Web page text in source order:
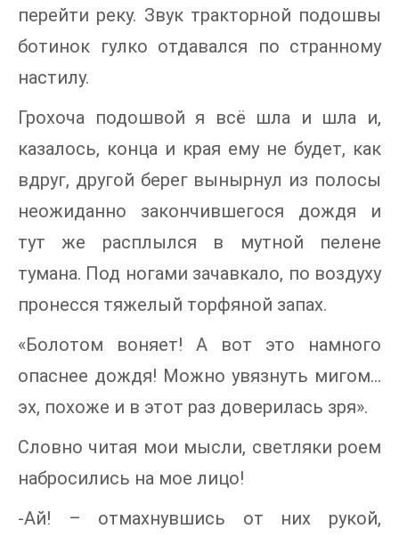
перейти реку. Звук тракторной подошвы
ботинок гулко отдавался по странному
настилу.
Грохоча подошвой я всё шла и шла и,
казалось, конца и края ему не будет, как
вдруг, другой берег вынырнул из полосы
неожиданно закончившегося дождя и
тут же расплылся в мутной пелене
тумана. Под ногами зачавкало, по воздуху
пронесся тяжелый торфяной запах.
«Болотом воняет! А вот это намного
опаснее дождя! Можно увязнуть мигом…
эх, похоже и в этот раз доверилась зря».
Словно читая мои мысли, светляки роем
набросились на мое лицо!
-Ай! – отмахнувшись от них рукой,